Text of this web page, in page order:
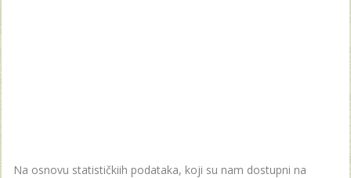
Na osnovu statističkiih podataka, koji su nam dostupni na